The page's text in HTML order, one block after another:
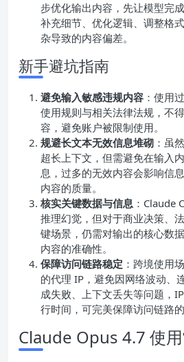
步优化输出内容，先让模型完
补充细节、优化逻辑、调整格
杂导致的内容偏差。
新手避坑指南
避免输入敏感违规内容 ：使用
使用规则与相关法律法规，不
容，避免账户被限制使用。
规避长文本无效信息堆砌 ：虽
超长上下文，但需避免在输入
息，过多的无效内容会影响信
内容的质量。
核实关键数据与信息 ：Claude
推理幻觉，但对于商业决策、
键场景，仍需对输出的核心数
内容的准确性。
保障访问链路稳定 ：跨境使用
的代理 IP，避免因网络波动、
成失败、上下文丢失等问题，
行时间，可完美保障访问链路的
Claude Opus 4.7 使